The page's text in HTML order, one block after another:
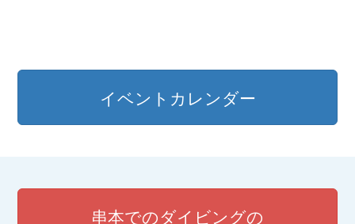
イベントカレンダー
串本でのダイビングの